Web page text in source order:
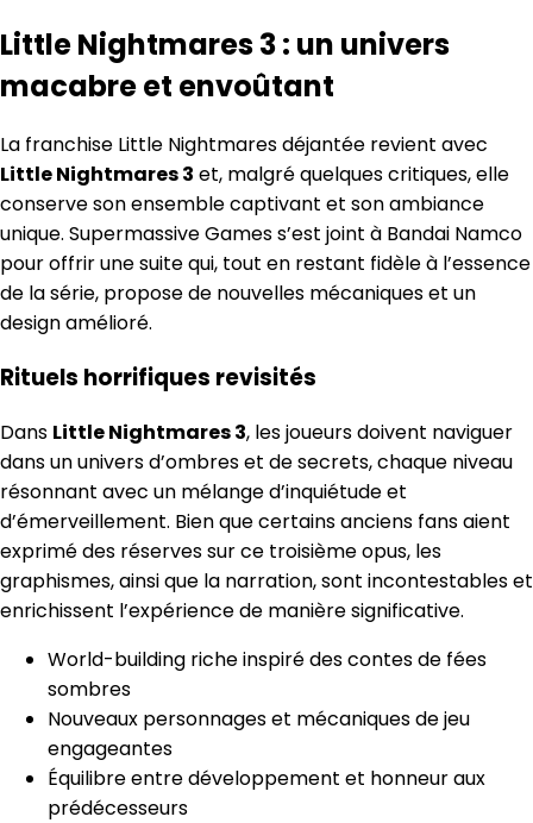
Little Nightmares 3 : un univers
macabre et envoûtant
La franchise Little Nightmares déjantée revient avec
Little Nightmares 3 et, malgré quelques critiques, elle
conserve son ensemble captivant et son ambiance
unique. Supermassive Games s’est joint à Bandai Namco
pour offrir une suite qui, tout en restant fidèle à l’essence
de la série, propose de nouvelles mécaniques et un
design amélioré.
Rituels horrifiques revisités
Dans Little Nightmares 3, les joueurs doivent naviguer
dans un univers d’ombres et de secrets, chaque niveau
résonnant avec un mélange d’inquiétude et
d’émerveillement. Bien que certains anciens fans aient
exprimé des réserves sur ce troisième opus, les
graphismes, ainsi que la narration, sont incontestables et
enrichissent l’expérience de manière significative.
World-building riche inspiré des contes de fées
sombres
Nouveaux personnages et mécaniques de jeu
engageantes
Équilibre entre développement et honneur aux
prédécesseurs